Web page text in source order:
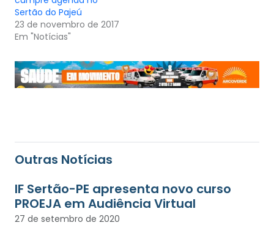
Sertão do Pajeú
23 de novembro de 2017
Em "Notícias"
Outras Notícias
IF Sertão-PE apresenta novo curso
PROEJA em Audiência Virtual
27 de setembro de 2020